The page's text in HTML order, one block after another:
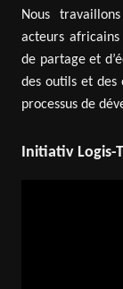
Nous
acteurs
de partage et
des outils et des
processus de
Initiativ Logis-